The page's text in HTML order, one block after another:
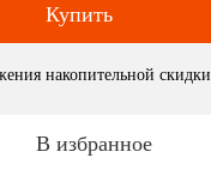
Купить
накопительной скидки
В избранное